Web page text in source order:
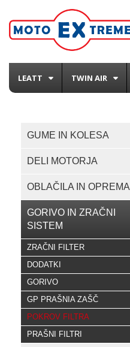
LEATT TWIN AIR
GUME IN KOLESA
DELI MOTORJA
OBLAČILA IN OPREMA
GORIVO IN ZRAČNI
SISTEM
ZRAČNI FILTER
DODATKI
GORIVO
GP PRAŠNIA ZAŠČ
POKROV FILTRA
PRAŠNI FILTRI